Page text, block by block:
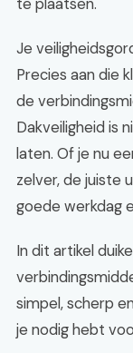
Je
Precies aan die
de
Dakveiligheid is
laten. Of je nu
zelver, de juiste
goede werkdag
In dit artikel
simpel, scherp
je nodig hebt